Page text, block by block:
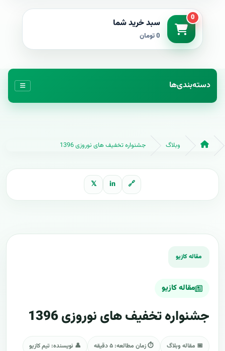
0 سبد خرید شما
0 تومان
دسته‌بندی‌ها
وبلاگ جشنواره تخفیف های نوروزی 1396
مقاله کازیو
جشنواره تخفیف های نوروزی 1396
📅 مقاله وبلاگ ⏱ زمان مطالعه: ۵ دقیقه 👤 نویسنده: تیم کازیو
🔗
in
𝕏